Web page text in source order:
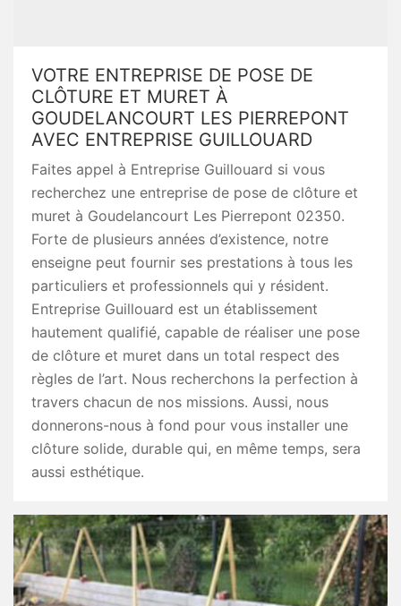
VOTRE ENTREPRISE DE POSE DE
CLÔTURE ET MURET À
GOUDELANCOURT LES PIERREPONT
AVEC ENTREPRISE GUILLOUARD
Faites appel à Entreprise Guillouard si vous
recherchez une entreprise de pose de clôture et
muret à Goudelancourt Les Pierrepont 02350.
Forte de plusieurs années d’existence, notre
enseigne peut fournir ses prestations à tous les
particuliers et professionnels qui y résident.
Entreprise Guillouard est un établissement
hautement qualifié, capable de réaliser une pose
de clôture et muret dans un total respect des
règles de l’art. Nous recherchons la perfection à
travers chacun de nos missions. Aussi, nous
donnerons-nous à fond pour vous installer une
clôture solide, durable qui, en même temps, sera
aussi esthétique.